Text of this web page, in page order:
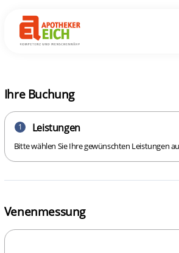
Venenmessung
Ihre Buchung
1 Leistungen
Bitte wählen Sie Ihre gewünschten Leistungen